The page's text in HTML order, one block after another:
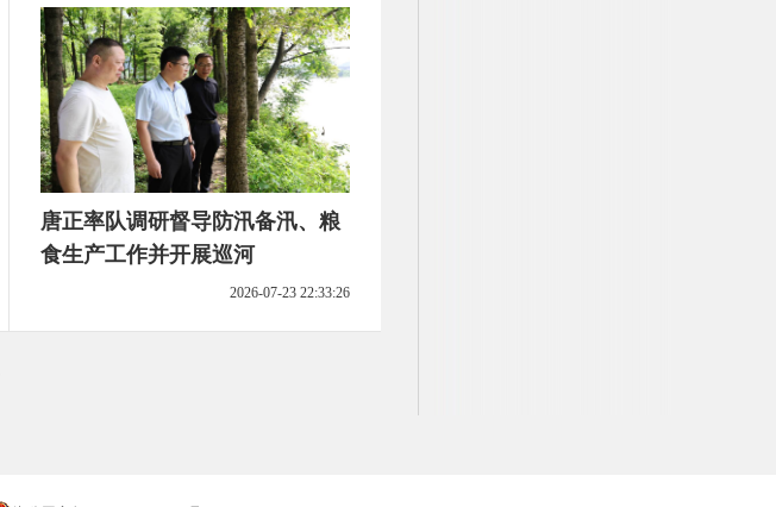
唐正率队调研督导防汛备汛、粮
食生产工作并开展巡河
2026-07-23 22:33:26